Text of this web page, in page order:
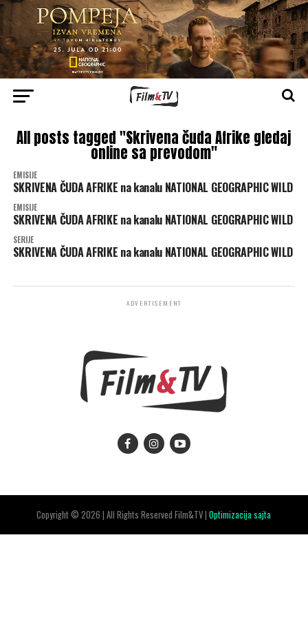
All posts tagged "Skrivena čuda Afrike gledaj
online sa prevodom"
EMISIJE
SKRIVENA ČUDA AFRIKE na kanalu NATIONAL GEOGRAPHIC WILD
EMISIJE
SKRIVENA ČUDA AFRIKE na kanalu NATIONAL GEOGRAPHIC WILD
SERIJE
SKRIVENA ČUDA AFRIKE na kanalu NATIONAL GEOGRAPHIC WILD
ADVERTISEMENT
Copyright © 2026 | All Rights Reserved Film&TV |Optimizacija sajta